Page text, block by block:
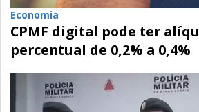
Economia
CPMF digital pode ter
percentual de 0,2% a 0,4%